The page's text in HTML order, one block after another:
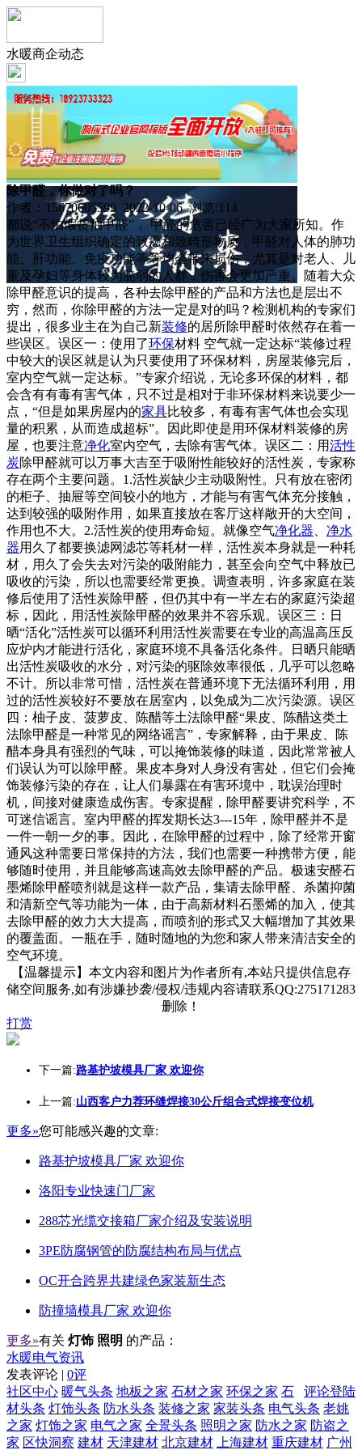
水暖商企动态
除甲醛，你做对了吗？
作者：15670605599 2022-10-06 浏览:114
都说“不怕假货怕甲醛”， 甲醛的危害已经广为大家所知。作
为世界卫生组织确定的致癌和致畸形物质，甲醛对人体的肺功
能、肝功能、免疫功能等等均会带来损伤，尤其是对老人、儿
童及孕妇等身体较为脆弱的人群，伤害会更加严重。随着大众
除甲醛意识的提高，各种去除甲醛的产品和方法也是层出不
穷，然而，你除甲醛的方法一定是对的吗？检测机构的专家们
提出，很多业主在为自己新装修的居所除甲醛时依然存在着一
些误区。误区一：使用了环保材料 空气就一定达标“装修过程
中较大的误区就是认为只要使用了环保材料，房屋装修完后，
室内空气就一定达标。”专家介绍说，无论多环保的材料，都
会含有有毒有害气体，只不过是相对于非环保材料来说要少一
点，“但是如果房屋内的家具比较多，有毒有害气体也会实现
量的积累，从而造成超标”。因此即使是用环保材料装修的房
屋，也要注意净化室内空气，去除有害气体。误区二：用活性
炭除甲醛就可以万事大吉至于吸附性能较好的活性炭，专家称
存在两个主要问题。1.活性炭缺少主动吸附性。只有放在密闭
的柜子、抽屉等空间较小的地方，才能与有害气体充分接触，
达到较强的吸附作用，如果直接放在客厅这样敞开的大空间，
作用也不大。2.活性炭的使用寿命短。就像空气净化器
净水
器用久了都要换滤网滤芯等耗材一样，活性炭本身就是一种耗
材，用久了会失去对污染的吸附能力，甚至会向空气中释放已
吸收的污染，所以也需要经常更换。调查表明，许多家庭在装
修后使用了活性炭除甲醛，但仍其中有一半左右的家庭污染超
标，因此，用活性炭除甲醛的效果并不容乐观。误区三：日
晒“活化”活性炭可以循环利用活性炭需要在专业的高温高压反
应炉内才能进行活化，家庭环境不具备活化条件。日晒只能晒
出活性炭吸收的水分，对污染的驱除效率很低，几乎可以忽略
不计。所以非常可惜，活性炭在普通环境下无法循环利用，用
过的活性炭较好不要放在居室内，以免成为二次污染源。误区
四：柚子皮、菠萝皮、陈醋等土法除甲醛“果皮、陈醋这类土
法除甲醛是一种常见的网络谣言”，专家解释，由于果皮、陈
醋本身具有强烈的气味，可以掩饰装修的味道，因此常常被人
们误认为可以除甲醛。果皮本身对人身没有害处，但它们会掩
饰装修污染的存在，让人们暴露在有害环境中，耽误治理时
机，间接对健康造成伤害。专家提醒，除甲醛要讲究科学，不
可迷信谣言。室内甲醛的挥发期长达3---15年，除甲醛并不是
一件一朝一夕的事。因此，在除甲醛的过程中，除了经常开窗
通风这种需要日常保持的方法，我们也需要一种携带方便，能
够随时使用，并且能够高速高效去除甲醛的产品。极速安醛石
墨烯除甲醛喷剂就是这样一款产品，集请去除甲醛、杀菌抑菌
和清新空气等功能为一体，由于高新材料石墨烯的加入，使其
去除甲醛的效力大大提高，而喷剂的形式又大幅增加了其效果
的覆盖面。一瓶在手，随时随地的为您和家人带来清洁安全的
空气环境。
【温馨提示】本文内容和图片为作者所有,本站只提供信息存
储空间服务,如有涉嫌抄袭/侵权/违规内容请联系QQ:275171283
删除！
打赏
下一篇:路基护坡模具厂家 欢迎你
上一篇:山西客户力荐环缝焊接30公斤组合式焊接变位机
更多»您可能感兴趣的文章:
路基护坡模具厂家 欢迎你
洛阳专业快速门厂家
288芯光缆交接箱厂家介绍及安装说明
3PE防腐钢管的防腐结构布局与优点
OC开合跨界共建绿色家装新生态
防撞墙模具厂家 欢迎你
更多»有关 灯饰 照明 的产品：
水暖电气资讯
发表评论 | 0评
评论登陆
社区中心 暖气头条 地板之家 石材之家 环保之家 石
材头条 灯饰头条 防水头条 装修之家 家装头条 电气头条 老姚
之家 灯饰之家 电气之家 全景头条 照明之家 防水之家 防盗之
家 区快洞察 建材 天津建材 北京建材 上海建材 重庆建材 广州